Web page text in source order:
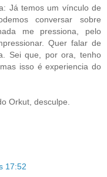
Já temos um vínculo de
conversar sobre
me pressiona, pelo
Quer falar de
Sei que, por ora, tenho
isso é experiencia do
Orkut, desculpe.
17:52